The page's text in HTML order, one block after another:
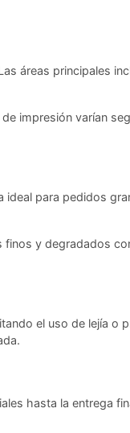
áreas principales
impresión varían
ideal para pedidos
y degradados
el uso de lejía o
hasta la entrega